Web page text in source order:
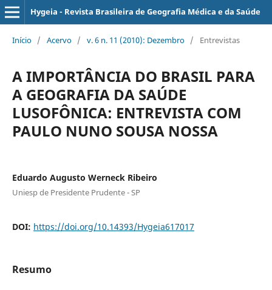
Hygeia - Revista Brasileira de Geografia Médica e da Saúde
Início / Acervo / v. 6 n. 11 (2010): Dezembro / Entrevistas
A IMPORTÂNCIA DO BRASIL PARA
A GEOGRAFIA DA SAÚDE
LUSOFÔNICA: ENTREVISTA COM
PAULO NUNO SOUSA NOSSA
Eduardo Augusto Werneck Ribeiro
Uniesp de Presidente Prudente - SP
DOI: https://doi.org/10.14393/Hygeia617017
Resumo